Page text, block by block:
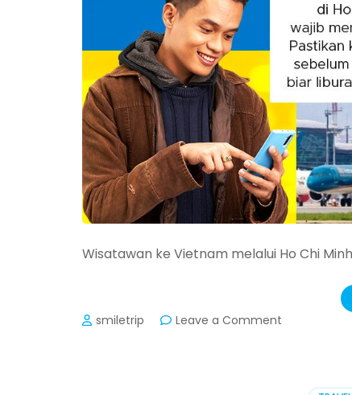
Wisatawan ke Vietnam melalui Ho Chi
smiletrip Leave a Comment